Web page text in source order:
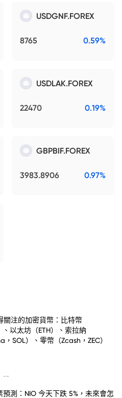
USDGNF.FOREX
8765 0.59%
USDLAK.FOREX
22470 0.19%
GBPBIF.FOREX
3983.8906 0.97%
關注的加密貨幣：比特幣
、以太坊（ETH）、索拉納
，SOL）、零幣（Zcash，ZEC）
--
預測：NIO 今天下跌 5%，未來會怎